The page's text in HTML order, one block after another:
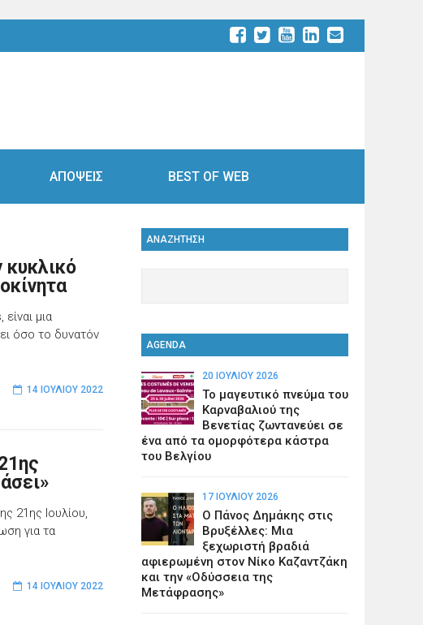
ΑΠΟΨΕΙΣ BEST OF WEB
κυκλικό
μια
όσο το δυνατόν
14 ΙΟΥΛΊΟΥ 2022
21ης ​​Ιουλίου,
για τα
14 ΙΟΥΛΊΟΥ 2022
ΑΝΑΖΗΤΗΣΗ
AGENDA
20 ΙΟΥΛΊΟΥ 2026
Το μαγευτικό πνεύμα του
Καρναβαλιού της
Βενετίας ζωντανεύει σε
ένα από τα ομορφότερα κάστρα
του Βελγίου
17 ΙΟΥΛΊΟΥ 2026
Ο Πάνος Δημάκης στις
Βρυξέλλες: Μια
ξεχωριστή βραδιά
αφιερωμένη στον Νίκο Καζαντζάκη
και την «Οδύσσεια της
Μετάφρασης»